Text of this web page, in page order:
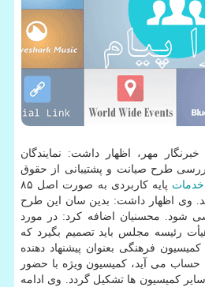
مهر، اظهار داشت: نمایندگان
طرح صیانت و پشتیبانی از حقوق
خدمات
پایه کاربردی به صورت اصل ۸۵
وی اظهار داشت: بدین سان این طرح
شود. محسنیان اضافه کرد: در مورد
رئیسه مجلس باید تصمیم بگیرد که
فرهنگی بعنوان پیشنهاد دهنده
می آید، کمیسیون ویژه با حضور
کمیسیون ها تشکیل گردد. وی ادامه